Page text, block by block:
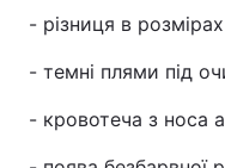
- різниця в
- темні плями під
- кровотеча з носа